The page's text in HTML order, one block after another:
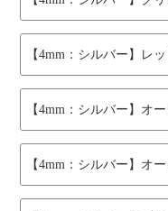
【4mm：シルバー】レッ
【4mm：シルバー】オ
【4mm：シルバー】オ